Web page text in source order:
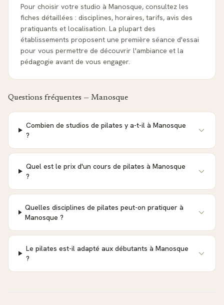
Pour choisir votre studio à Manosque, consultez les
fiches détaillées : disciplines, horaires, tarifs, avis des
pratiquants et localisation. La plupart des
établissements proposent une première séance d'essai
pour vous permettre de découvrir l'ambiance et la
pédagogie avant de vous engager.
Questions fréquentes — Manosque
Combien de studios de pilates y a-t-il à Manosque
?
Quel est le prix d'un cours de pilates à Manosque
?
Quelles disciplines de pilates peut-on pratiquer à
Manosque ?
Le pilates est-il adapté aux débutants à Manosque
?